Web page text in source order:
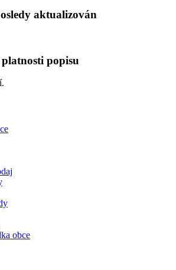
aktualizován
popisu
obce